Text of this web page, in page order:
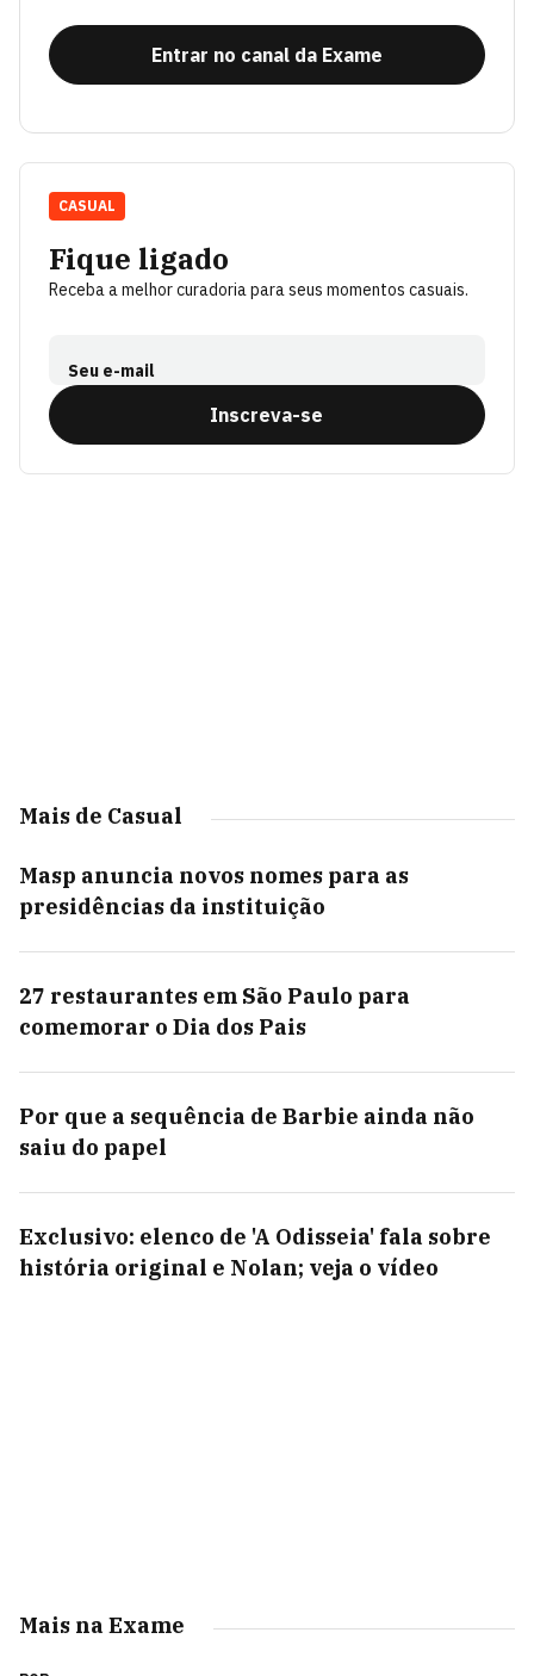
Entrar no canal da Exame
Fique ligado
Receba a melhor curadoria para seus momentos casuais.
Seu e-mail
Inscreva-se
CASUAL
Mais de Casual
Masp anuncia novos nomes para as
presidências da instituição
27 restaurantes em São Paulo para
comemorar o Dia dos Pais
Por que a sequência de Barbie ainda não
saiu do papel
Exclusivo: elenco de 'A Odisseia' fala sobre
história original e Nolan; veja o vídeo
Mais na Exame